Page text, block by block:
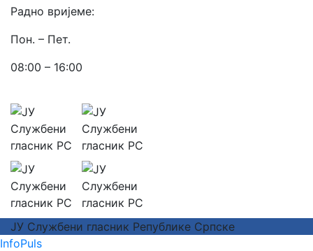
Радно вријеме:
Пон. – Пет.
08:00 – 16:00
ЈУ Службени гласник Републике Српске
InfoPuls